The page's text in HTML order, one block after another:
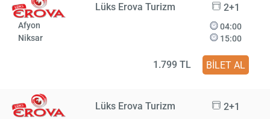
Lüks Erova Turizm 2+1
Afyon
Niksar
04:00
15:00
1.799 TL BİLET AL
Lüks Erova Turizm 2+1